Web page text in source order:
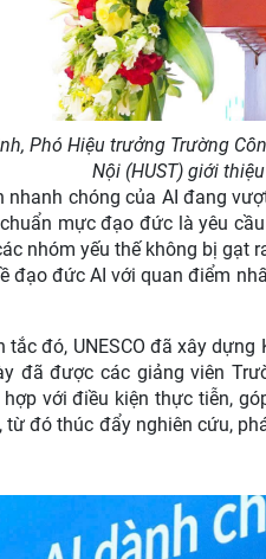
Phó Hiệu trưởng Trường
Nội (HUST) giới
chóng của AI đang
mực đạo đức là yêu
nhóm yếu thế không bị gạt
đạo đức AI với quan điểm
đó, UNESCO đã xây
đã được các giảng viên
với điều kiện thực tiễn,
từ đó thúc đẩy nghiên cứu,